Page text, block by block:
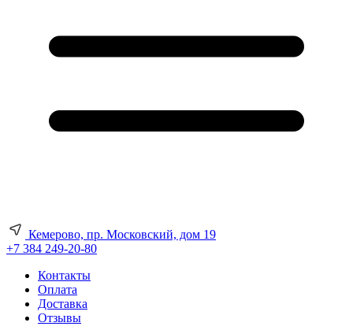
Кемерово, пр. Московский, дом 19
+7 384 249-20-80
Контакты
Оплата
Доставка
Отзывы